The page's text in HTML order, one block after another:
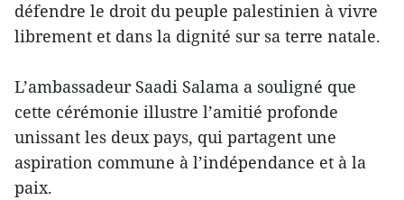
défendre le droit du peuple palestinien à vivre
librement et dans la dignité sur sa terre natale.
L’ambassadeur Saadi Salama a souligné que
cette cérémonie illustre l’amitié profonde
unissant les deux pays, qui partagent une
aspiration commune à l’indépendance et à la
paix.